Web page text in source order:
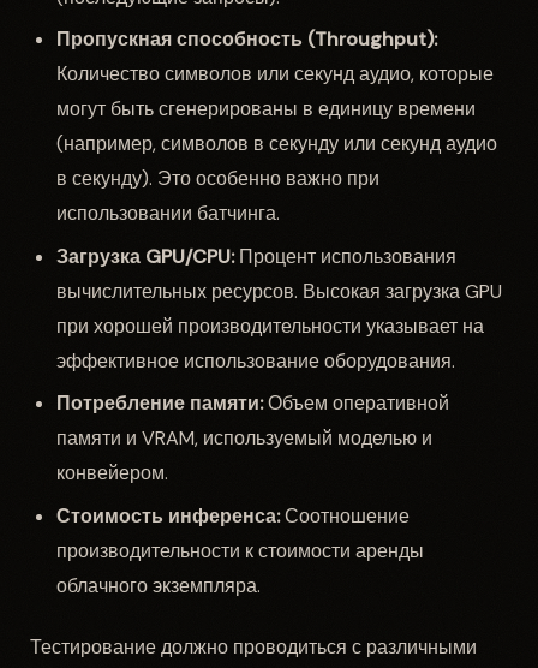
Пропускная способность (Throughput):
Количество символов или секунд аудио, которые
могут быть сгенерированы в единицу времени
(например, символов в секунду или секунд аудио
в секунду). Это особенно важно при
использовании батчинга.
Загрузка GPU/CPU:Процент использования
вычислительных ресурсов. Высокая загрузка GPU
при хорошей производительности указывает на
эффективное использование оборудования.
Потребление памяти:Объем оперативной
памяти и VRAM, используемый моделью и
конвейером.
Стоимость инференса:Соотношение
производительности к стоимости аренды
облачного экземпляра.
Тестирование должно проводиться с различными